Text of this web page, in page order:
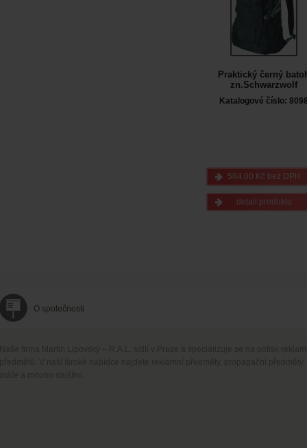
Praktický černý
zn.Schwarzwolf
Katalogové číslo:
584,00 Kč bez DPH
detail produktu
O společnosti